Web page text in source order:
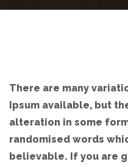
There are many
Ipsum available, but
alteration in some
randomised words
believable. If you are